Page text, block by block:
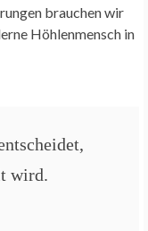
brauchen wir
Höhlenmensch in
wird.